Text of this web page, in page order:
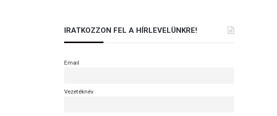
IRATKOZZON FEL A HÍRLEVELÜNKRE!
Email
Vezetéknév